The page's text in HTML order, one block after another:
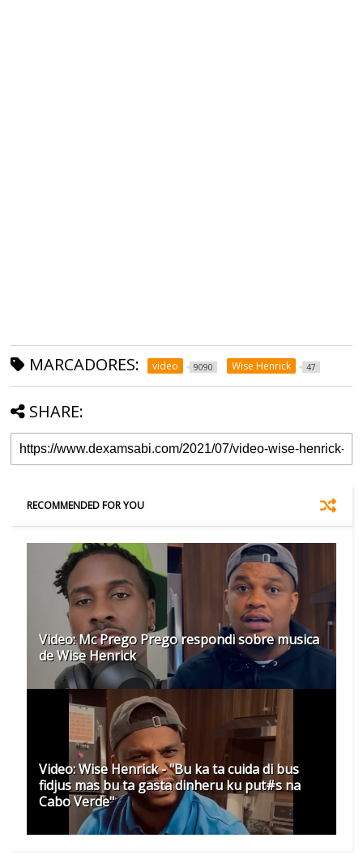
MARCADORES: video 9090 Wise Henrick 47
SHARE:
RECOMMENDED FOR YOU
Video: Mc Prego Prego respondi sobre musica
de Wise Henrick
Video: Wise Henrick - "Bu ka ta cuida di bus
fidjus mas bu ta gasta dinheru ku put#s na
Cabo Verde"